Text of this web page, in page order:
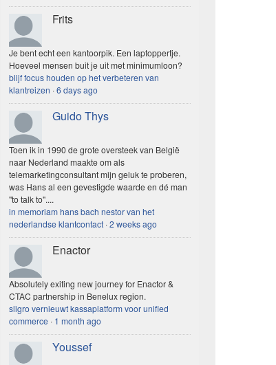
Frits
Je bent echt een kantoorpik. Een laptoppertje.
Hoeveel mensen buit je uit met minimumloon?
blijf focus houden op het verbeteren van
klantreizen ·6 days ago
Guido Thys
Toen ik in 1990 de grote oversteek van België
naar Nederland maakte om als
telemarketingconsultant mijn geluk te proberen,
was Hans al een gevestigde waarde en dé man
"to talk to"....
in memoriam hans bach nestor van het
nederlandse klantcontact ·2 weeks ago
Enactor
Absolutely exiting new journey for Enactor &
CTAC partnership in Benelux region.
sligro vernieuwt kassaplatform voor unified
commerce · 1 month ago
Youssef